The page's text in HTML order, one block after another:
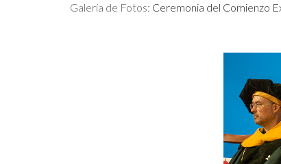
Galería de Fotos: Ceremonia del Comienzo